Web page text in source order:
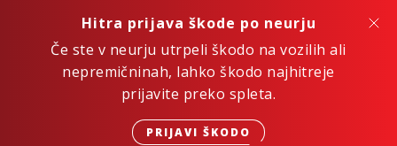
Hitra prijava škode po neurju
Če ste v neurju utrpeli škodo na vozilih ali
nepremičninah, lahko škodo najhitreje
prijavite preko spleta.
PRIJAVI ŠKODO